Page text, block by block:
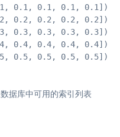
0.1, 0.1, 0.1, 0.1]),
0.2, 0.2, 0.2, 0.2]),
0.3, 0.3, 0.3, 0.3]),
0.4, 0.4, 0.4, 0.4]),
0.5, 0.5, 0.5, 0.5])
库中可用的索引列表